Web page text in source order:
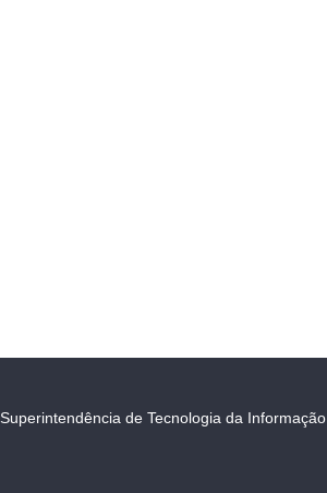
Superintendência de Tecnologia da Informação